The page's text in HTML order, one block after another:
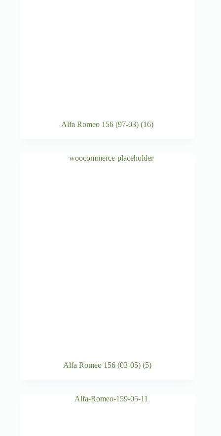
Alfa Romeo 156 (97-03) (16)
Alfa Romeo 156 (03-05) (5)